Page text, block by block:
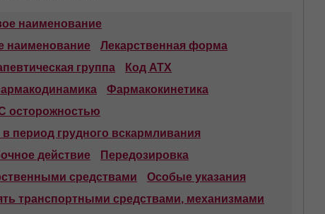
наименование
наименование
Лекарственная форма
группа
Код АТХ
Фармакокинетика
осторожностью
период грудного вскармливания
действие
Передозировка
средствами
Особые указания
транспортными средствами, механизмами